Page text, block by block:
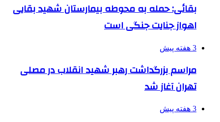
بقائی: حمله به محوطه بیمارستان شهید بقایی
اهواز جنایت جنگی است
3 هفته پیش
مراسم بزرگداشت رهبر شهید انقلاب در مصلی
تهران آغاز شد
3 هفته پیش